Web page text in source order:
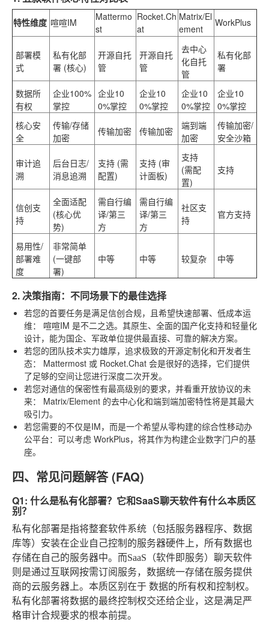
特性维度 喧喧IM
Mattermo
st
Rocket.Ch
at
Matrix/El
ement
WorkPlus
部署模
式
私有化部
署 (核心)
开源自托
管
开源自托
管
去中心
化自托
管
私有化部
署
数据所
有权
企业100%
掌控
企业10
0%掌控
企业10
0%掌控
企业10
0%掌控
企业10
0%掌控
核心安
全
传输/存储
加密
传输加密 传输加密
端到端
加密
传输加密/
安全沙箱
审计追
溯
后台日志/
消息追溯
支持 (需
配置)
支持 (审
计面板)
支持
(需配
置)
支持
信创支
持
全面适配
(核心优
势)
需自行编
译/第三
方
需自行编
译/第三
方
社区支
持
官方支持
易用性/
部署难
度
非常简单
(一键部
署)
中等 中等 较复杂 中等
2. 决策指南：不同场景下的最佳选择
若您的首要任务是满足信创合规，且希望快速部署、低成本运
维： 喧喧IM 是不二之选。其原生、全面的国产化支持和轻量化
设计，能为国企、军政单位提供最直接、可靠的解决方案。
若您的团队技术实力雄厚，追求极致的开源定制化和开发者生
态： Mattermost 或 Rocket.Chat 会是很好的选择，它们提供
了足够的空间让您进行深度二次开发。
若您对通信的保密性有最高级别的要求，并看重开放协议的未
来： Matrix/Element 的去中心化和端到端加密特性将是其最大
吸引力。
若您需要的不仅是IM，而是一个希望从零构建的综合性移动办
公平台：可以考虑 WorkPlus，将其作为构建企业数字门户的基
座。
四、常见问题解答 (FAQ)
Q1: 什么是私有化部署？它和SaaS聊天软件有什么本质区
别？
私有化部署是指将整套软件系统（包括服务器程序、数据
库等）安装在企业自己控制的服务器硬件上，所有数据也
存储在自己的服务器中。而SaaS（软件即服务）聊天软件
则是通过互联网按需订阅服务，数据统一存储在服务提供
商的云服务器上。本质区别在于 数据的所有权和控制权。
私有化部署将数据的最终控制权交还给企业，这是满足严
格审计合规要求的根本前提。